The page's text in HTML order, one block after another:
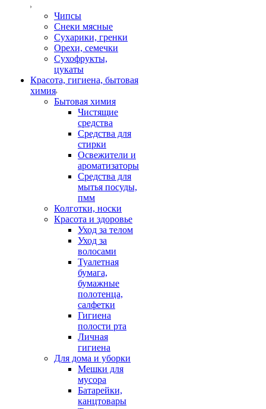
Чипсы
Снеки мясные
Сухарики, гренки
Орехи, семечки
Сухофрукты,
цукаты
Красота, гигиена, бытовая
химия
Бытовая химия
Чистящие
средства
Средства для
стирки
Освежители и
ароматизаторы
Средства для
мытья посуды,
пмм
Колготки, носки
Красота и здоровье
Уход за телом
Уход за
волосами
Туалетная
бумага,
бумажные
полотенца,
салфетки
Гигиена
полости рта
Личная
гигиена
Для дома и уборки
Мешки для
мусора
Батарейки,
канцтовары